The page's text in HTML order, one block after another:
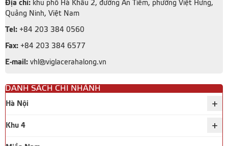
Địa chỉ:khu phố Hà Khẩu 2, đường An Tiêm, phường Việt Hưng,
Quảng Ninh, Việt Nam
Tel:
E-mail: vhl@viglacerahalong.vn
DANH SÁCH CHI NHÁNH
Hà Nội +
+